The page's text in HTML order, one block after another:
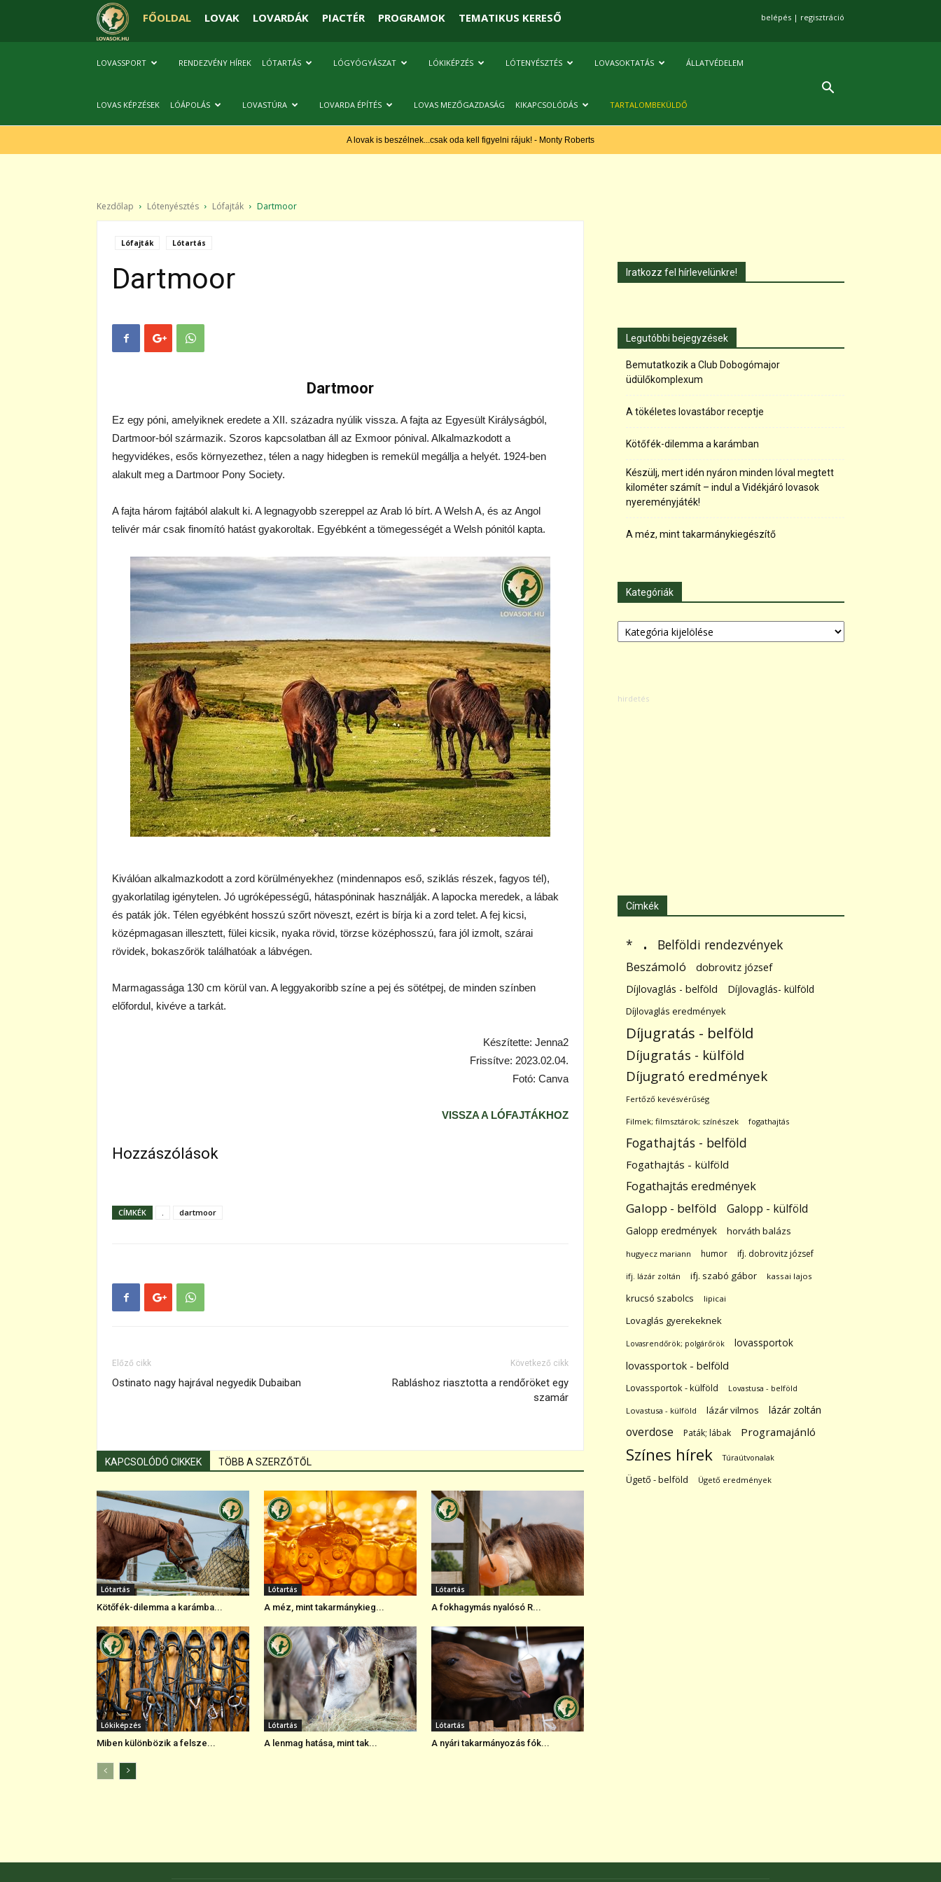
FŐOLDAL LOVAK LOVARDÁK PIACTÉR PROGRAMOK TEMATIKUS KERESŐ belépés | regisztráció
LOVASSPORT RENDEZVÉNY HÍREK LÓTARTÁS LÓGYÓGYÁSZAT LÓKIKÉPZÉS LÓTENYÉSZTÉS LOVASOKTATÁS ÁLLATVÉDELEM
LOVAS KÉPZÉSEK LÓÁPOLÁS LOVASTÚRA LOVARDA ÉPÍTÉS LOVAS MEZŐGAZDASÁG KIKAPCSOLÓDÁS TARTALOMBEKÜLDŐ
A lovak is beszélnek...csak oda kell figyelni rájuk! - Monty Roberts
Kezdőlap Lótenyésztés Lófajták Dartmoor
Lófajták Lótartás
Dartmoor
Dartmoor
Ez egy póni, amelyiknek eredete a XII. századra nyúlik vissza. A fajta az Egyesült Királyságból,
Dartmoor-ból származik. Szoros kapcsolatban áll az Exmoor pónival. Alkalmazkodott a
hegyvidékes, esős környezethez, télen a nagy hidegben is remekül megállja a helyét. 1924-ben
alakult meg a Dartmoor Pony Society.
A fajta három fajtából alakult ki. A legnagyobb szereppel az Arab ló bírt. A Welsh A, és az Angol
telivér már csak finomító hatást gyakoroltak. Egyébként a tömegességét a Welsh pónitól kapta.
Kiválóan alkalmazkodott a zord körülményekhez (mindennapos eső, sziklás részek, fagyos tél),
gyakorlatilag igénytelen. Jó ugróképességű, hátaspóninak használják. A lapocka meredek, a lábak
és paták jók. Télen egyébként hosszú szőrt növeszt, ezért is bírja ki a zord telet. A fej kicsi,
középmagasan illesztett, fülei kicsik, nyaka rövid, törzse középhosszú, fara jól izmolt, szárai
rövidek, bokaszőrök találhatóak a lábvégen.
Marmagassága 130 cm körül van. A leggyakoribb színe a pej és sötétpej, de minden színben
előfordul, kivéve a tarkát.
Készítette: Jenna2
Frissítve: 2023.02.04.
Fotó: Canva
VISSZA A LÓFAJTÁKHOZ
Hozzászólások
CÍMKÉK . dartmoor
Előző cikk
Ostinato nagy hajrával negyedik Dubaiban
Következő cikk
Rabláshoz riasztotta a rendőröket egy
szamár
KAPCSOLÓDÓ CIKKEK TÖBB A SZERZŐTŐL
Lótartás
Kötőfék-dilemma a karámba...
Lótartás
A méz, mint takarmánykieg...
Lótartás
A fokhagymás nyalósó R...
Lókiképzés
Miben különbözik a felsze...
Lótartás
A lenmag hatása, mint tak...
Lótartás
A nyári takarmányozás fók...
Iratkozz fel hírlevelünkre!
Legutóbbi bejegyzések
Bemutatkozik a Club Dobogómajor
üdülőkomplexum
A tökéletes lovastábor receptje
Kötőfék-dilemma a karámban
Készülj, mert idén nyáron minden lóval megtett
kilométer számít – indul a Vidékjáró lovasok
nyereményjáték!
A méz, mint takarmánykiegészítő
Kategóriák
Kategóriák
Címkék
* . Belföldi rendezvények
Beszámoló dobrovitz józsef
Díjlovaglás - belföld Díjlovaglás- külföld
Díjlovaglás eredmények
Díjugratás - belföld
Díjugratás - külföld
Díjugrató eredmények
Fertőző kevésvérűség
Filmek; filmsztárok; színészek fogathajtás
Fogathajtás - belföld
Fogathajtás - külföld
Fogathajtás eredmények
Galopp - belföld Galopp - külföld
Galopp eredmények horváth balázs
hugyecz mariann humor ifj. dobrovitz józsef
ifj. lázár zoltán ifj. szabó gábor kassai lajos
krucsó szabolcs lipicai
Lovaglás gyerekeknek
Lovasrendőrök; polgárőrök
lovassportok
lovassportok - belföld
Lovassportok - külföld Lovastusa - belföld
Lovastusa - külföld lázár vilmos lázár zoltán
overdose Paták; lábak Programajánló
Színes hírek Túraútvonalak
Ügető - belföld Ügető eredmények